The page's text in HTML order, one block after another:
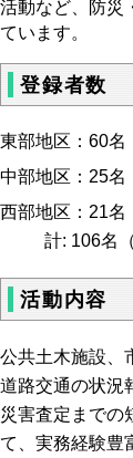
活動など、防災
ています。
登録者数
東部地区：60名
中部地区：25名
西部地区：
計: 106名（
活動内容
公共土木施設、
道路交通の状況
災害査定までの
て、実務経験豊